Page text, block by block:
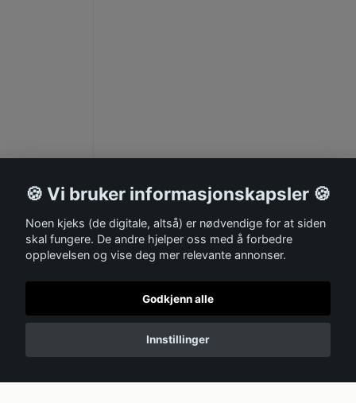
🍪 Vi bruker informasjonskapsler 🍪
Noen kjeks (de digitale, altså) er nødvendige for at siden
skal fungere. De andre hjelper oss med å forbedre
opplevelsen og vise deg mer relevante annonser.
Godkjenn alle
Innstillinger